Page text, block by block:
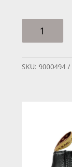
DE
SKU: 9000494